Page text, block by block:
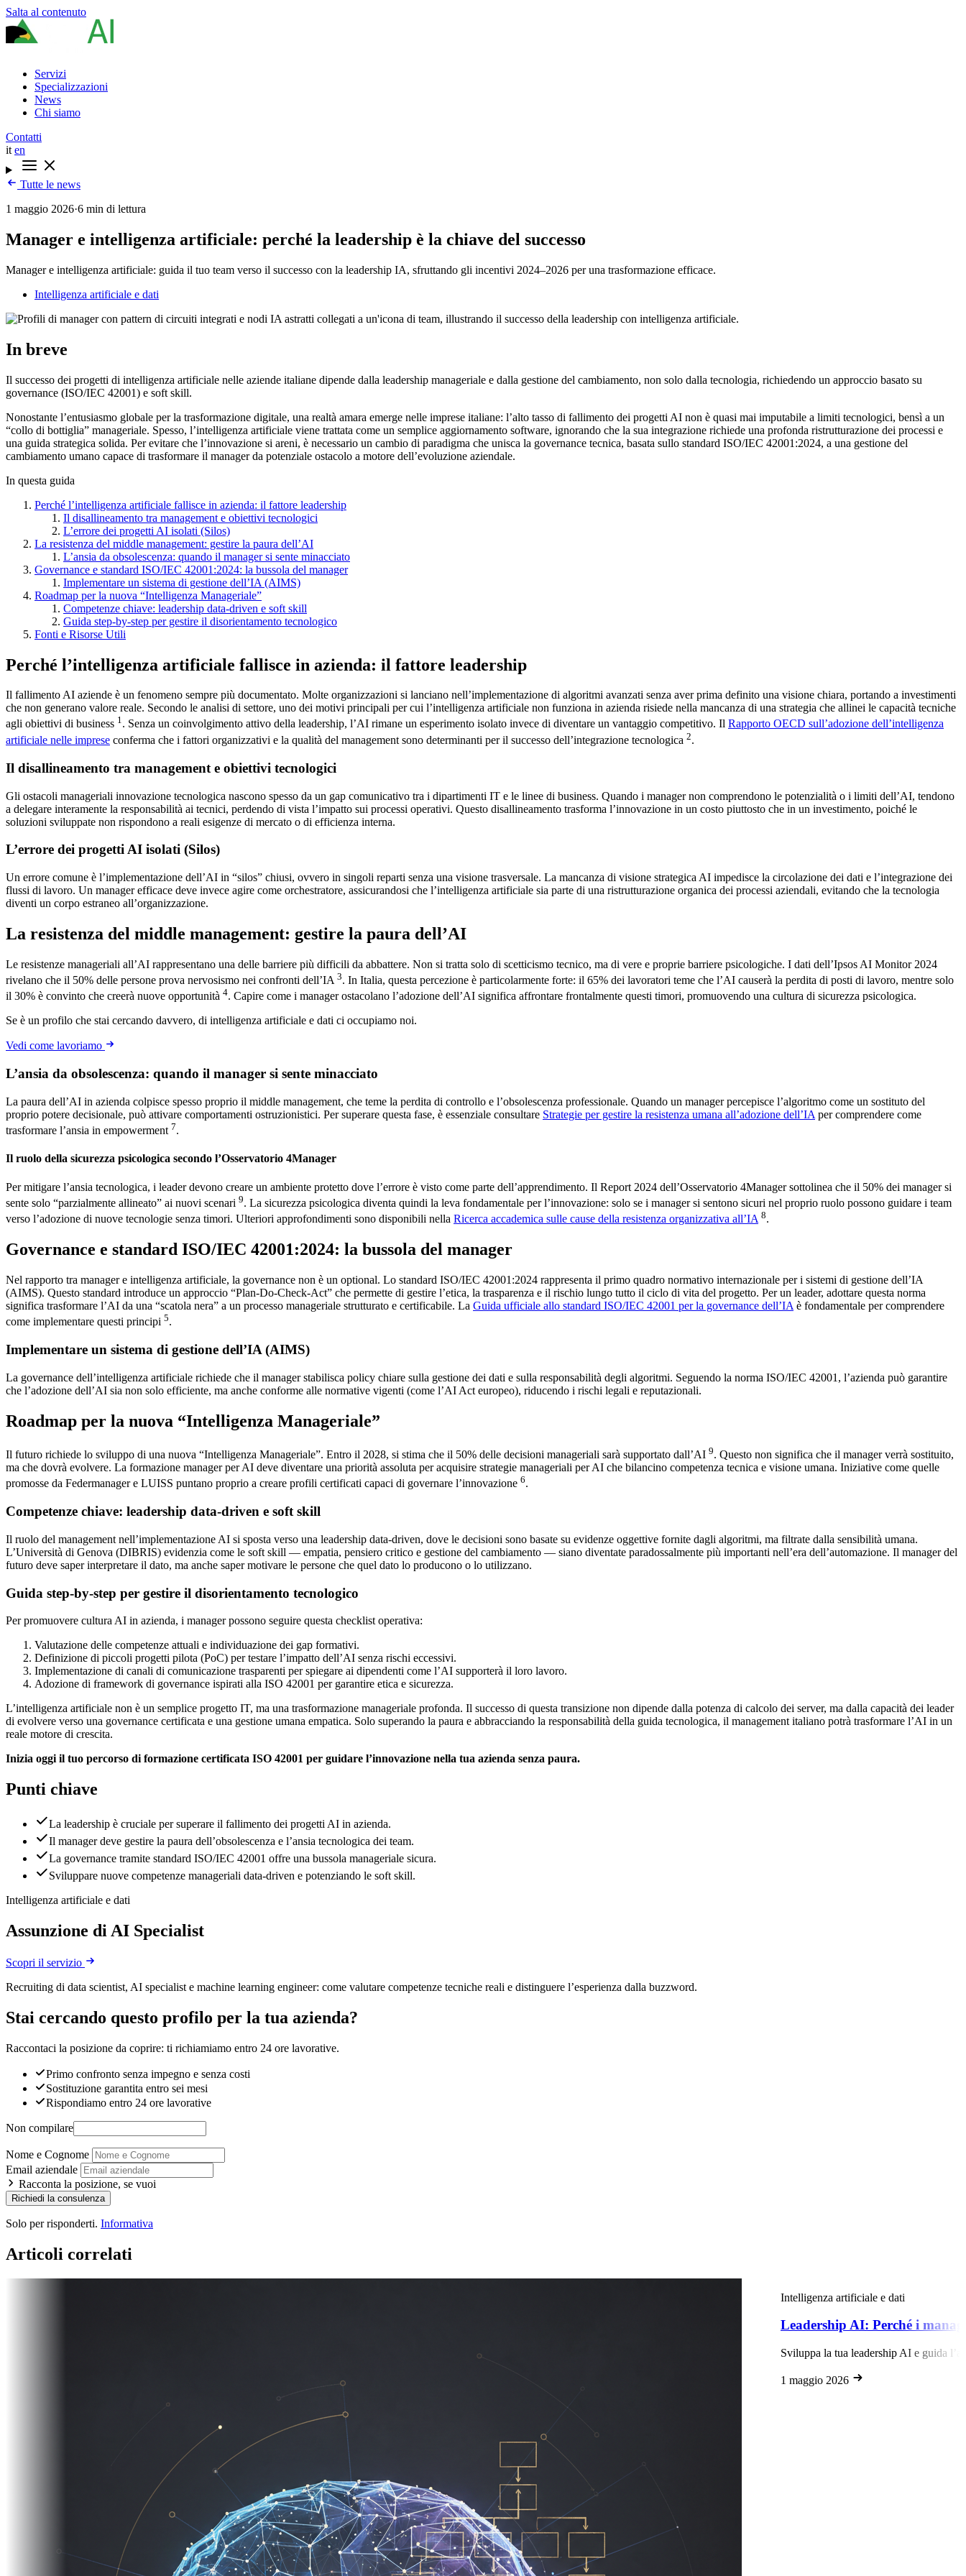
Salta al contenuto
Servizi
Specializzazioni
News
Chi siamo
Contatti
it en
Tutte le news
1 maggio 2026·6 min di lettura
Manager e intelligenza artificiale: perché la leadership è la chiave del successo
Manager e intelligenza artificiale: guida il tuo team verso il successo con la leadership IA, sfruttando gli incentivi 2024–2026 per una trasformazione efficace.
Intelligenza artificiale e dati
In breve
Il successo dei progetti di intelligenza artificiale nelle aziende italiane dipende dalla leadership manageriale e dalla gestione del cambiamento, non solo dalla tecnologia, richiedendo un approccio basato su
governance (ISO/IEC 42001) e soft skill.
Nonostante l’entusiasmo globale per la trasformazione digitale, una realtà amara emerge nelle imprese italiane: l’alto tasso di fallimento dei progetti AI non è quasi mai imputabile a limiti tecnologici, bensì a un
“collo di bottiglia” manageriale. Spesso, l’intelligenza artificiale viene trattata come un semplice aggiornamento software, ignorando che la sua integrazione richiede una profonda ristrutturazione dei processi e
una guida strategica solida. Per evitare che l’innovazione si areni, è necessario un cambio di paradigma che unisca la governance tecnica, basata sullo standard ISO/IEC 42001:2024, a una gestione del
cambiamento umano capace di trasformare il manager da potenziale ostacolo a motore dell’evoluzione aziendale.
In questa guida
Perché l’intelligenza artificiale fallisce in azienda: il fattore leadership
Il disallineamento tra management e obiettivi tecnologici
L’errore dei progetti AI isolati (Silos)
La resistenza del middle management: gestire la paura dell’AI
L’ansia da obsolescenza: quando il manager si sente minacciato
Governance e standard ISO/IEC 42001:2024: la bussola del manager
Implementare un sistema di gestione dell’IA (AIMS)
Roadmap per la nuova “Intelligenza Manageriale”
Competenze chiave: leadership data-driven e soft skill
Guida step-by-step per gestire il disorientamento tecnologico
Fonti e Risorse Utili
Perché l’intelligenza artificiale fallisce in azienda: il fattore leadership
Il fallimento AI aziende è un fenomeno sempre più documentato. Molte organizzazioni si lanciano nell’implementazione di algoritmi avanzati senza aver prima definito una visione chiara, portando a investimenti
che non generano valore reale. Secondo le analisi di settore, uno dei motivi principali per cui l’intelligenza artificiale non funziona in azienda risiede nella mancanza di una strategia che allinei le capacità tecniche
agli obiettivi di business 1. Senza un coinvolgimento attivo della leadership, l’AI rimane un esperimento isolato invece di diventare un vantaggio competitivo. Il Rapporto OECD sull’adozione dell’intelligenza
artificiale nelle imprese conferma che i fattori organizzativi e la qualità del management sono determinanti per il successo dell’integrazione tecnologica 2.
Il disallineamento tra management e obiettivi tecnologici
Gli ostacoli manageriali innovazione tecnologica nascono spesso da un gap comunicativo tra i dipartimenti IT e le linee di business. Quando i manager non comprendono le potenzialità o i limiti dell’AI, tendono
a delegare interamente la responsabilità ai tecnici, perdendo di vista l’impatto sui processi operativi. Questo disallineamento trasforma l’innovazione in un costo piuttosto che in un investimento, poiché le
soluzioni sviluppate non rispondono a reali esigenze di mercato o di efficienza interna.
L’errore dei progetti AI isolati (Silos)
Un errore comune è l’implementazione dell’AI in “silos” chiusi, ovvero in singoli reparti senza una visione trasversale. La mancanza di visione strategica AI impedisce la circolazione dei dati e l’integrazione dei
flussi di lavoro. Un manager efficace deve invece agire come orchestratore, assicurandosi che l’intelligenza artificiale sia parte di una ristrutturazione organica dei processi aziendali, evitando che la tecnologia
diventi un corpo estraneo all’organizzazione.
La resistenza del middle management: gestire la paura dell’AI
Le resistenze manageriali all’AI rappresentano una delle barriere più difficili da abbattere. Non si tratta solo di scetticismo tecnico, ma di vere e proprie barriere psicologiche. I dati dell’Ipsos AI Monitor 2024
rivelano che il 50% delle persone prova nervosismo nei confronti dell’IA 3. In Italia, questa percezione è particolarmente forte: il 65% dei lavoratori teme che l’AI causerà la perdita di posti di lavoro, mentre solo
il 30% è convinto che creerà nuove opportunità 4. Capire come i manager ostacolano l’adozione dell’AI significa affrontare frontalmente questi timori, promuovendo una cultura di sicurezza psicologica.
Se è un profilo che stai cercando davvero, di intelligenza artificiale e dati ci occupiamo noi.
Vedi come lavoriamo
L’ansia da obsolescenza: quando il manager si sente minacciato
La paura dell’AI in azienda colpisce spesso proprio il middle management, che teme la perdita di controllo e l’obsolescenza professionale. Quando un manager percepisce l’algoritmo come un sostituto del
proprio potere decisionale, può attivare comportamenti ostruzionistici. Per superare questa fase, è essenziale consultare Strategie per gestire la resistenza umana all’adozione dell’IA per comprendere come
trasformare l’ansia in empowerment 7.
Il ruolo della sicurezza psicologica secondo l’Osservatorio 4Manager
Per mitigare l’ansia tecnologica, i leader devono creare un ambiente protetto dove l’errore è visto come parte dell’apprendimento. Il Report 2024 dell’Osservatorio 4Manager sottolinea che il 50% dei manager si
sente solo “parzialmente allineato” ai nuovi scenari 9. La sicurezza psicologica diventa quindi la leva fondamentale per l’innovazione: solo se i manager si sentono sicuri nel proprio ruolo possono guidare i team
verso l’adozione di nuove tecnologie senza timori. Ulteriori approfondimenti sono disponibili nella Ricerca accademica sulle cause della resistenza organizzativa all’IA 8.
Governance e standard ISO/IEC 42001:2024: la bussola del manager
Nel rapporto tra manager e intelligenza artificiale, la governance non è un optional. Lo standard ISO/IEC 42001:2024 rappresenta il primo quadro normativo internazionale per i sistemi di gestione dell’IA
(AIMS). Questo standard introduce un approccio “Plan-Do-Check-Act” che permette di gestire l’etica, la trasparenza e il rischio lungo tutto il ciclo di vita del progetto. Per un leader, adottare questa norma
significa trasformare l’AI da una “scatola nera” a un processo manageriale strutturato e certificabile. La Guida ufficiale allo standard ISO/IEC 42001 per la governance dell’IA è fondamentale per comprendere
come implementare questi principi 5.
Implementare un sistema di gestione dell’IA (AIMS)
La governance dell’intelligenza artificiale richiede che il manager stabilisca policy chiare sulla gestione dei dati e sulla responsabilità degli algoritmi. Seguendo la norma ISO/IEC 42001, l’azienda può garantire
che l’adozione dell’AI sia non solo efficiente, ma anche conforme alle normative vigenti (come l’AI Act europeo), riducendo i rischi legali e reputazionali.
Roadmap per la nuova “Intelligenza Manageriale”
Il futuro richiede lo sviluppo di una nuova “Intelligenza Manageriale”. Entro il 2028, si stima che il 50% delle decisioni manageriali sarà supportato dall’AI 9. Questo non significa che il manager verrà sostituito,
ma che dovrà evolvere. La formazione manager per AI deve diventare una priorità assoluta per acquisire strategie manageriali per AI che bilancino competenza tecnica e visione umana. Iniziative come quelle
promosse da Federmanager e LUISS puntano proprio a creare profili certificati capaci di governare l’innovazione 6.
Competenze chiave: leadership data-driven e soft skill
Il ruolo del management nell’implementazione AI si sposta verso una leadership data-driven, dove le decisioni sono basate su evidenze oggettive fornite dagli algoritmi, ma filtrate dalla sensibilità umana.
L’Università di Genova (DIBRIS) evidenzia come le soft skill — empatia, pensiero critico e gestione del cambiamento — siano diventate paradossalmente più importanti nell’era dell’automazione. Il manager del
futuro deve saper interpretare il dato, ma anche saper motivare le persone che quel dato lo producono o lo utilizzano.
Guida step-by-step per gestire il disorientamento tecnologico
Per promuovere cultura AI in azienda, i manager possono seguire questa checklist operativa:
Valutazione delle competenze attuali e individuazione dei gap formativi.
Definizione di piccoli progetti pilota (PoC) per testare l’impatto dell’AI senza rischi eccessivi.
Implementazione di canali di comunicazione trasparenti per spiegare ai dipendenti come l’AI supporterà il loro lavoro.
Adozione di framework di governance ispirati alla ISO 42001 per garantire etica e sicurezza.
L’intelligenza artificiale non è un semplice progetto IT, ma una trasformazione manageriale profonda. Il successo di questa transizione non dipende dalla potenza di calcolo dei server, ma dalla capacità dei leader
di evolvere verso una governance certificata e una gestione umana empatica. Solo superando la paura e abbracciando la responsabilità della guida tecnologica, il management italiano potrà trasformare l’AI in un
reale motore di crescita.
Inizia oggi il tuo percorso di formazione certificata ISO 42001 per guidare l’innovazione nella tua azienda senza paura.
Punti chiave
La leadership è cruciale per superare il fallimento dei progetti AI in azienda.
Il manager deve gestire la paura dell’obsolescenza e l’ansia tecnologica dei team.
La governance tramite standard ISO/IEC 42001 offre una bussola manageriale sicura.
Sviluppare nuove competenze manageriali data-driven e potenziando le soft skill.
Intelligenza artificiale e dati
Assunzione di AI Specialist
Scopri il servizio
Recruiting di data scientist, AI specialist e machine learning engineer: come valutare competenze tecniche reali e distinguere l’esperienza dalla buzzword.
Stai cercando questo profilo per la tua azienda?
Raccontaci la posizione da coprire: ti richiamiamo entro 24 ore lavorative.
Primo confronto senza impegno e senza costi
Sostituzione garantita entro sei mesi
Rispondiamo entro 24 ore lavorative
Non compilare
Nome e Cognome
Email aziendale
Racconta la posizione, se vuoi
Richiedi la consulenza
Solo per risponderti. Informativa
Articoli correlati
Intelligenza artificiale e dati
Leadership AI: Perché i
Sviluppa la tua leadership AI e guida
1 maggio 2026